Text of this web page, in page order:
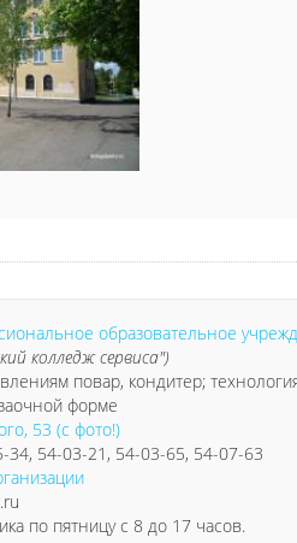
образовательное
колледж сервиса")
повар, кондитер;
форме
53 (с фото!)
34, 54-03-21, 54-03-65, 54-07-63
по пятницу с 8 до 17 часов.